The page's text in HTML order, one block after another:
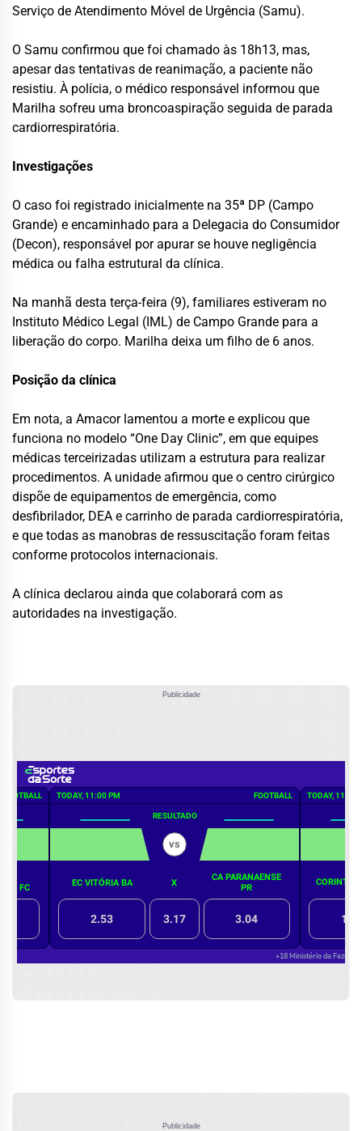
Serviço de Atendimento Móvel de Urgência (Samu).
O Samu confirmou que foi chamado às 18h13, mas,
apesar das tentativas de reanimação, a paciente não
resistiu. À polícia, o médico responsável informou que
Marilha sofreu uma broncoaspiração seguida de parada
cardiorrespiratória.
Investigações
O caso foi registrado inicialmente na 35ª DP (Campo
Grande) e encaminhado para a Delegacia do Consumidor
(Decon), responsável por apurar se houve negligência
médica ou falha estrutural da clínica.
Na manhã desta terça-feira (9), familiares estiveram no
Instituto Médico Legal (IML) de Campo Grande para a
liberação do corpo. Marilha deixa um filho de 6 anos.
Posição da clínica
Em nota, a Amacor lamentou a morte e explicou que
funciona no modelo “One Day Clinic”, em que equipes
médicas terceirizadas utilizam a estrutura para realizar
procedimentos. A unidade afirmou que o centro cirúrgico
dispõe de equipamentos de emergência, como
desfibrilador, DEA e carrinho de parada cardiorrespiratória,
e que todas as manobras de ressuscitação foram feitas
conforme protocolos internacionais.
A clínica declarou ainda que colaborará com as
autoridades na investigação.
Publicidade
Publicidade